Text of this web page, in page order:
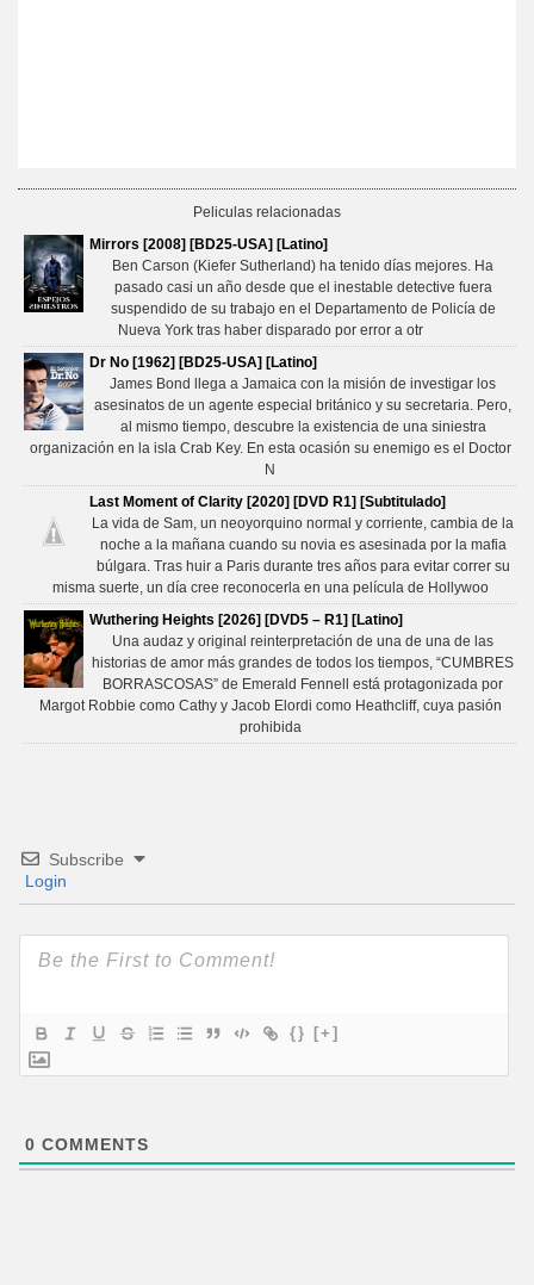
Peliculas relacionadas
Mirrors [2008] [BD25-USA] [Latino]
Ben Carson (Kiefer Sutherland) ha tenido días mejores. Ha
pasado casi un año desde que el inestable detective fuera
suspendido de su trabajo en el Departamento de Policía de
Nueva York tras haber disparado por error a otr
Dr No [1962] [BD25-USA] [Latino]
James Bond llega a Jamaica con la misión de investigar los
asesinatos de un agente especial británico y su secretaria. Pero,
al mismo tiempo, descubre la existencia de una siniestra
organización en la isla Crab Key. En esta ocasión su enemigo es el Doctor
N
Last Moment of Clarity [2020] [DVD R1] [Subtitulado]
La vida de Sam, un neoyorquino normal y corriente, cambia de la
noche a la mañana cuando su novia es asesinada por la mafia
búlgara. Tras huir a Paris durante tres años para evitar correr su
misma suerte, un día cree reconocerla en una película de Hollywoo
Wuthering Heights [2026] [DVD5 – R1] [Latino]
Una audaz y original reinterpretación de una de una de las
historias de amor más grandes de todos los tiempos, “CUMBRES
BORRASCOSAS” de Emerald Fennell está protagonizada por
Margot Robbie como Cathy y Jacob Elordi como Heathcliff, cuya pasión
prohibida
Subscribe
Login
{} [+]
0 COMMENTS